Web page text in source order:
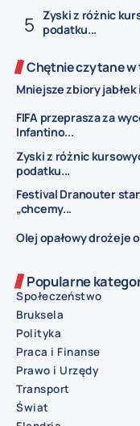
Zyski z różnic
podatku...
Chętnie czytane
Mniejsze zbiory jabłek
FIFA przeprasza za
Infantino...
Zyski z różnic
podatku...
Festival Dranouter
„chcemy...
Olej opałowy drożeje
Popularne
Społeczeństwo
Bruksela
Polityka
Praca i Finanse
Prawo i Urzędy
Transport
Świat